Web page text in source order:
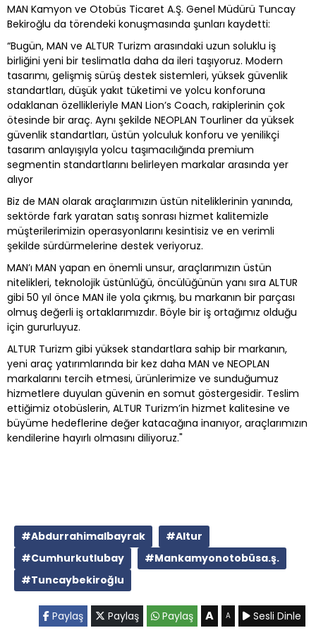
MAN Kamyon ve Otobüs Ticaret A.Ş. Genel Müdürü Tuncay
Bekiroğlu da törendeki konuşmasında şunları kaydetti:
“Bugün, MAN ve ALTUR Turizm arasındaki uzun soluklu iş
birliğini yeni bir teslimatla daha da ileri taşıyoruz. Modern
tasarımı, gelişmiş sürüş destek sistemleri, yüksek güvenlik
standartları, düşük yakıt tüketimi ve yolcu konforuna
odaklanan özellikleriyle MAN Lion’s Coach, rakiplerinin çok
ötesinde bir araç. Aynı şekilde NEOPLAN Tourliner da yüksek
güvenlik standartları, üstün yolculuk konforu ve yenilikçi
tasarım anlayışıyla yolcu taşımacılığında premium
segmentin standartlarını belirleyen markalar arasında yer
alıyor
Biz de MAN olarak araçlarımızın üstün niteliklerinin yanında,
sektörde fark yaratan satış sonrası hizmet kalitemizle
müşterilerimizin operasyonlarını kesintisiz ve en verimli
şekilde sürdürmelerine destek veriyoruz.
MAN’ı MAN yapan en önemli unsur, araçlarımızın üstün
nitelikleri, teknolojik üstünlüğü, öncülüğünün yanı sıra ALTUR
gibi 50 yıl önce MAN ile yola çıkmış, bu markanın bir parçası
olmuş değerli iş ortaklarımızdır. Böyle bir iş ortağımız olduğu
için gururluyuz.
ALTUR Turizm gibi yüksek standartlara sahip bir markanın,
yeni araç yatırımlarında bir kez daha MAN ve NEOPLAN
markalarını tercih etmesi, ürünlerimize ve sunduğumuz
hizmetlere duyulan güvenin en somut göstergesidir. Teslim
ettiğimiz otobüslerin, ALTUR Turizm’in hizmet kalitesine ve
büyüme hedeflerine değer katacağına inanıyor, araçlarımızın
kendilerine hayırlı olmasını diliyoruz."
#Abdurrahimalbayrak
#Altur
#Cumhurkutlubay
#Mankamyonotobüsa.ş.
#Tuncaybekiroğlu
Paylaş Paylaş Paylaş A A Sesli Dinle